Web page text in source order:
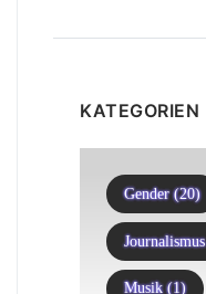
KATEGORIEN
Gender (20)
Musik (1)